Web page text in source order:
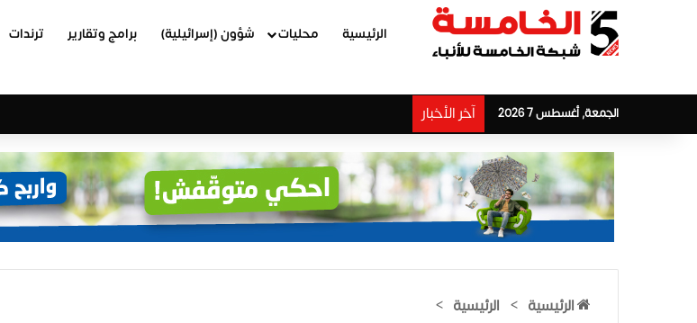
الرئيسية محليات شؤون (إسرائيلية) برامج وتقارير ترندات
الجمعة, أغسطس 7 2026 آخر الأخبار
الرئيسية > الرئيسية >